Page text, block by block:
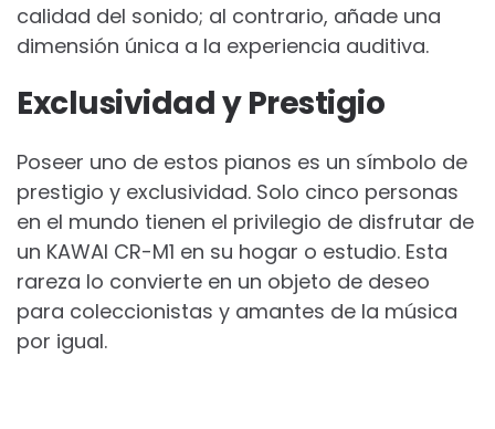
calidad del sonido; al contrario, añade una
dimensión única a la experiencia auditiva.
Exclusividad y Prestigio
Poseer uno de estos pianos es un símbolo de
prestigio y exclusividad. Solo cinco personas
en el mundo tienen el privilegio de disfrutar de
un KAWAI CR-M1 en su hogar o estudio. Esta
rareza lo convierte en un objeto de deseo
para coleccionistas y amantes de la música
por igual.